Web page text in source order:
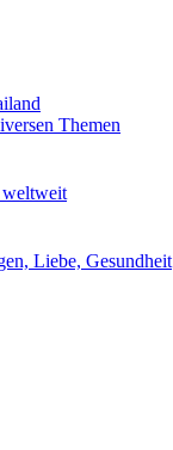
Themen
Liebe, Gesundheit